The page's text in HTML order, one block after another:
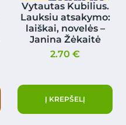
Vytautas Kubilius.
Lauksiu atsakymo:
laiškai, novelės –
Janina Žėkaitė
2.70€
Į KREPŠELĮ